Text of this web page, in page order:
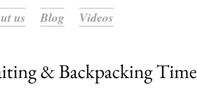
us Blog Videos
& Backpacking Time